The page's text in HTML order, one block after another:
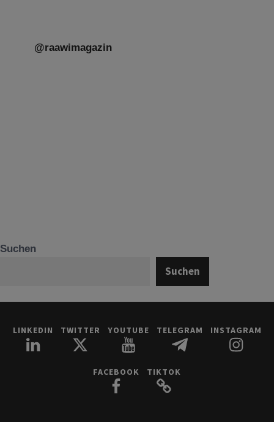
@raawimagazin
Suchen
Suchen
LINKEDIN TWITTER YOUTUBE TELEGRAM INSTAGRAM
FACEBOOK TIKTOK